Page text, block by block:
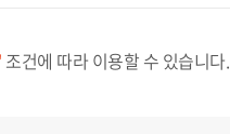
조건에 따라 이용할 수 있습니다.